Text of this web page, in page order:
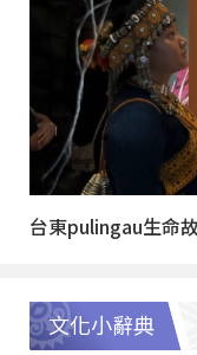
台東pulingau生命
文化小辭典